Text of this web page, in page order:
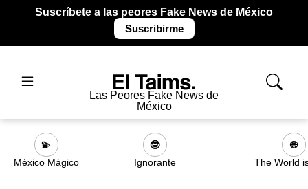
Suscríbete a las peores Fake News de México
Suscribirme
Las Peores Fake News de
México
💫
México Mágico
🤓
Ignorante
🌐
The World